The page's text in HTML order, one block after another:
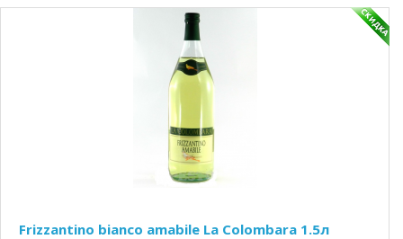
Frizzantino bianco amabile La Colombara 1.5л